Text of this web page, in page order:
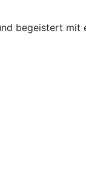
begeistert